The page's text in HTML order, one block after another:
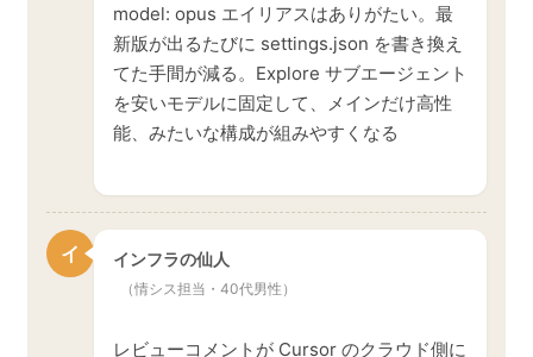
model: opus エイリアスはありがたい。最
新版が出るたびに settings.json を書き換え
てた手間が減る。Explore サブエージェント
を安いモデルに固定して、メインだけ高性
能、みたいな構成が組みやすくなる
イ インフラの仙人
（情シス担当・40代男性）
レビューコメントが Cursor のクラウド側に